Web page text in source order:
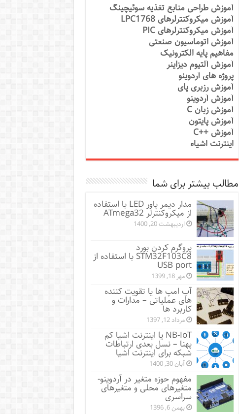
آموزش طراحی منابع تغذیه سوئیچینگ
آموزش میکروکنترلرهای LPC1768
آموزش میکروکنترلرهای PIC
آموزش اتوماسیون صنعتی
مفاهیم پایه الکترونیک
آموزش آلتیوم دیزاینر
پروژه های آردوینو
آموزش رزبری پای
آموزش آردوینو
آموزش زبان C
آموزش پایتون
آموزش ++C
اینترنت اشیاء
مطالب بیشتر برای شما
مدار دیمر پاور LED با استفاده
از میکروکنترلر ATmega32
اردیبهشت 20, 1400
پروگرم کردن بورد
STM32F103C8 با استفاده از
USB port
مهر 18, 1399
آپ امپ ها یا تقویت کننده
های عملیاتی – مدارات و
کاربرد ها
مرداد 12, 1397
NB-IoT یا اینترنت اشیا کم
پهنا – نسل بعدی ارتباطات
شبکه برای اینترنت اشیا
آبان 30, 1400
مفهوم حوزه متغیر در آردوینو-
متغیرهای محلی و متغیرهای
سراسری
بهمن 6, 1396